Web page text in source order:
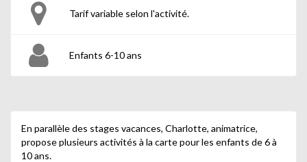
Tarif variable selon l'activité.
Enfants 6-10 ans
En parallèle des stages vacances, Charlotte, animatrice,
propose plusieurs activités à la carte pour les enfants de 6 à
10 ans.